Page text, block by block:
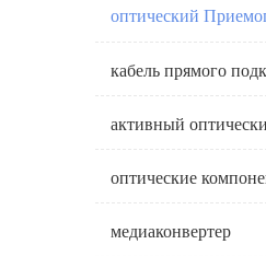
оптический
кабель прямого
активный
оптические
медиаконвертер